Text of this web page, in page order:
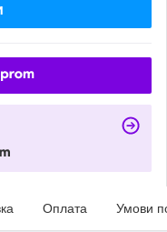
Оплата Умови